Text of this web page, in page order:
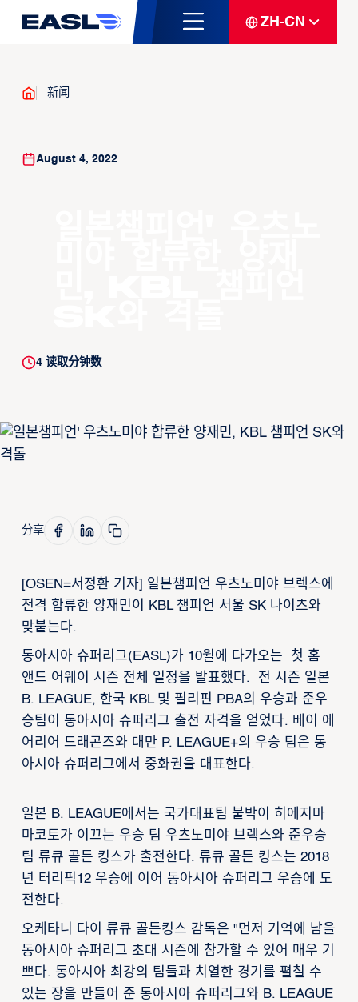
ZH-CN
新闻
August 4, 2022
4读取分钟数
分享
[OSEN=서정환 기자] 일본챔피언 우츠노미야 브렉스에
전격 합류한 양재민이 KBL 챔피언 서울 SK 나이츠와
맞붙는다.
동아시아 슈퍼리그(EASL)가 10월에 다가오는 첫 홈
앤드 어웨이 시즌 전체 일정을 발표했다. 전 시즌 일본
B. LEAGUE, 한국 KBL 및 필리핀 PBA의 우승과 준우
승팀이 동아시아 슈퍼리그 출전 자격을 얻었다. 베이 에
어리어 드래곤즈와 대만 P. LEAGUE+의 우승 팀은 동
아시아 슈퍼리그에서 중화권을 대표한다.
일본 B. LEAGUE에서는 국가대표팀 붙박이 히에지마
마코토가 이끄는 우승 팀 우츠노미야 브렉스와 준우승
팀 류큐 골든 킹스가 출전한다. 류큐 골든 킹스는 2018
년 터리픽12 우승에 이어 동아시아 슈퍼리그 우승에 도
전한다.
오케타니 다이 류큐 골든킹스 감독은 "먼저 기억에 남을
동아시아 슈퍼리그 초대 시즌에 참가할 수 있어 매우 기
쁘다. 동아시아 최강의 팀들과 치열한 경기를 펼칠 수
있는 장을 만들어 준 동아시아 슈퍼리그와 B. LEAGUE